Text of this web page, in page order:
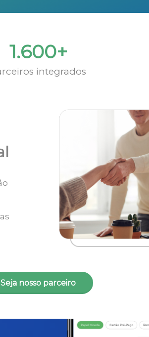
1.600+
integrados
Seja nosso parceiro